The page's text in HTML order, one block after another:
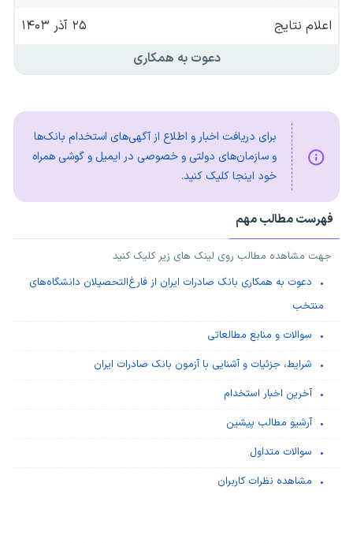
اعلام نتایج
دعوت به همکاری
برای دریافت اخبار و اطلاع از آگهی‌های استخدام بانک‌ها
و سازمان‌های دولتی و خصوصی در ایمیل و گوشی همراه
خود اینجا کلیک کنید.
فهرست مطالب مهم
جهت مشاهده مطالب روی لینک های زیر کلیک کنید
دعوت به همکاری بانک صادرات ایران از فارغ‌التحصیلان دانشگاه‌های
منتخب
سوالات و منابع مطالعاتی
شرایط، جزئیات و آشنایی با آزمون ​بانک صادرات ایران
آخرین اخبار استخدام
آرشیو مطالب پیشین
سوالات متداول
مشاهده نظرات کاربران